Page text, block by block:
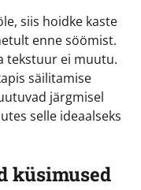
siis hoidke kaste
enne söömist.
tekstuur ei muutu.
säilitamise
järgmisel
selle ideaalseks
küsimused